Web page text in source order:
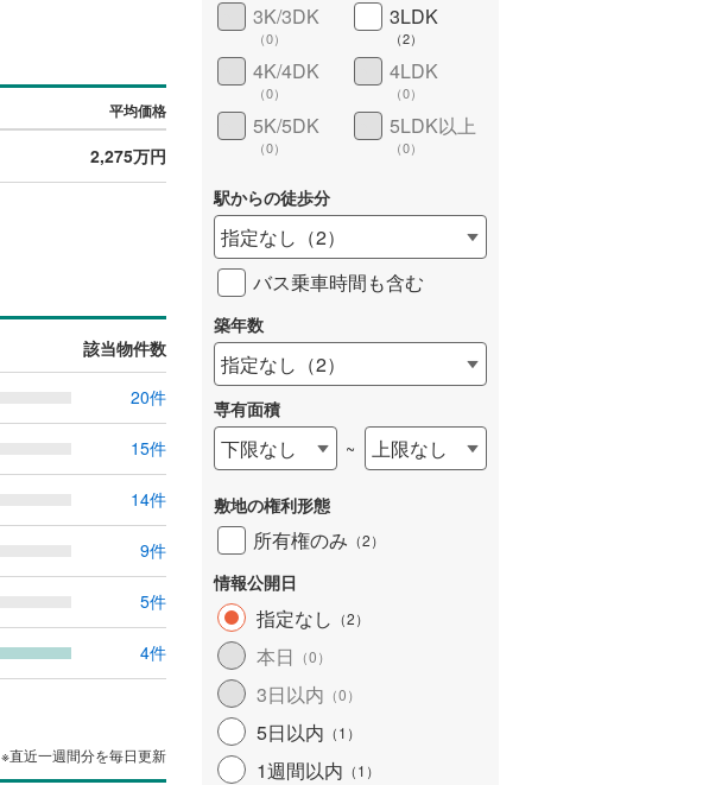
平均価格
2,275万円
該当物件数
20件
15件
14件
9件
5件
4件
※直近一週間分を毎日更新
3K/3DK
（0）
3LDK
（2）
4K/4DK
（0）
4LDK
（0）
5K/5DK
（0）
5LDK以上
（0）
駅からの徒歩分
指定なし （2）
バス乗車時間も含む
築年数
指定なし （2）
専有面積
下限なし ~ 上限なし
敷地の権利形態
所有権のみ （2）
情報公開日
指定なし （2）
本日 （0）
3日以内 （0）
5日以内 （1 ）
1週間以内 （1 ）
詳しく見る